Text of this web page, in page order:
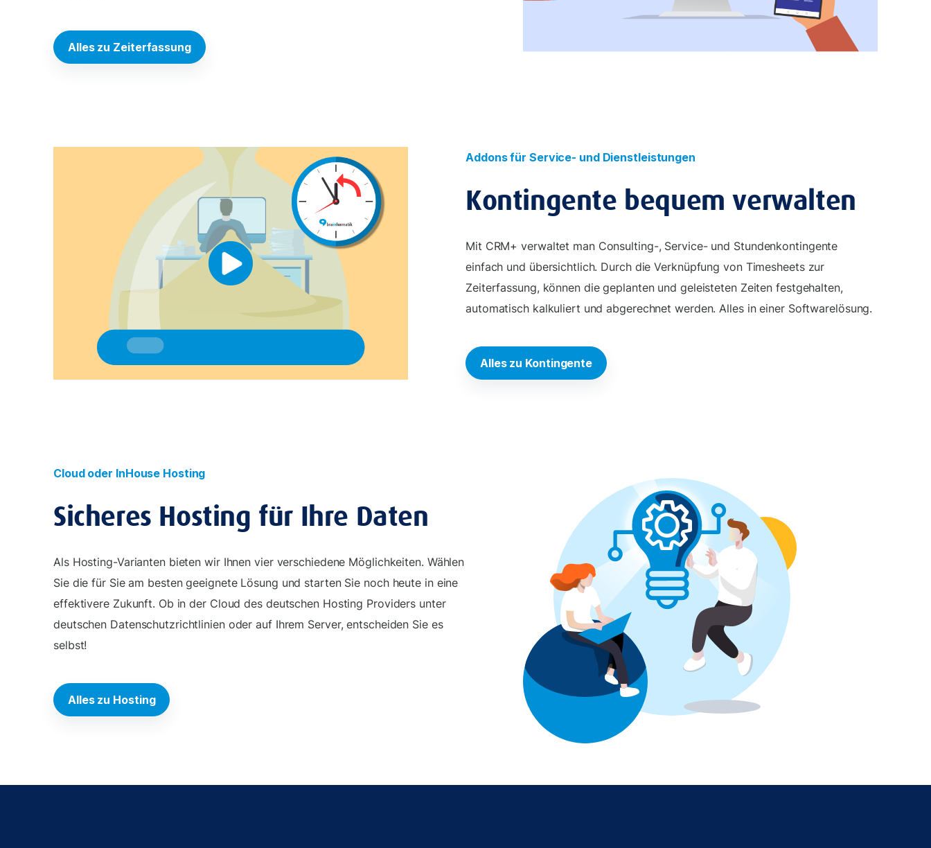
Alles zu Zeiterfassung
Addons für Service- und Dienstleistungen
Kontingente bequem verwalten
Mit CRM+ verwaltet man Consulting-, Service- und Stundenkontingente
einfach und übersichtlich. Durch die Verknüpfung von Timesheets zur
Zeiterfassung, können die geplanten und geleisteten Zeiten festgehalten,
automatisch kalkuliert und abgerechnet werden. Alles in einer Softwarelösung.
Alles zu Kontingente
Cloud oder InHouse Hosting
Sicheres Hosting für Ihre Daten
Als Hosting-Varianten bieten wir Ihnen vier verschiedene Möglichkeiten. Wählen
Sie die für Sie am besten geeignete Lösung und starten Sie noch heute in eine
effektivere Zukunft. Ob in der Cloud des deutschen Hosting Providers unter
deutschen Datenschutzrichtlinien oder auf Ihrem Server, entscheiden Sie es
selbst!
Alles zu Hosting